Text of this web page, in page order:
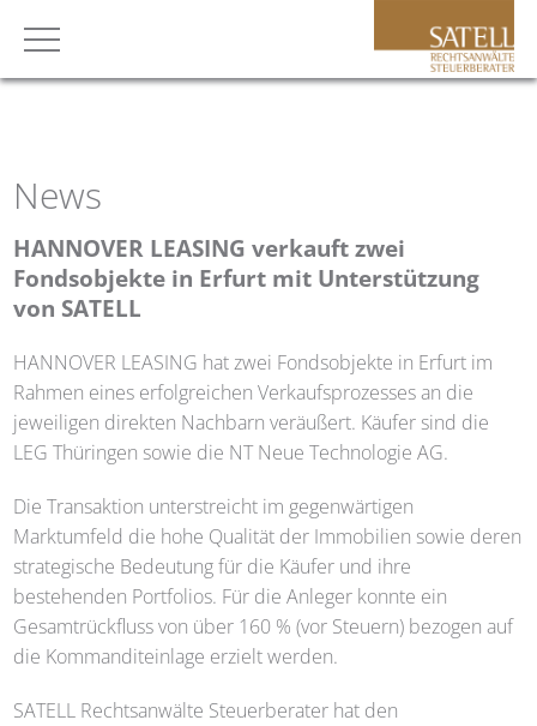
News
HANNOVER LEASING verkauft zwei
Fondsobjekte in Erfurt mit Unterstützung
von SATELL
HANNOVER LEASING hat zwei Fondsobjekte in Erfurt im
Rahmen eines erfolgreichen Verkaufsprozesses an die
jeweiligen direkten Nachbarn veräußert. Käufer sind die
LEG Thüringen sowie die NT Neue Technologie AG.
Die Transaktion unterstreicht im gegenwärtigen
Marktumfeld die hohe Qualität der Immobilien sowie deren
strategische Bedeutung für die Käufer und ihre
bestehenden Portfolios. Für die Anleger konnte ein
Gesamtrückfluss von über 160 % (vor Steuern) bezogen auf
die Kommanditeinlage erzielt werden.
SATELL Rechtsanwälte Steuerberater hat den